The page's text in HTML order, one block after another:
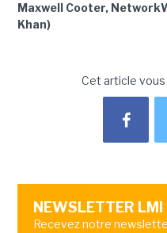
Maxwell Cooter,
Khan)
Cet article vous
NEWSLETTER LMI
Recevez notre